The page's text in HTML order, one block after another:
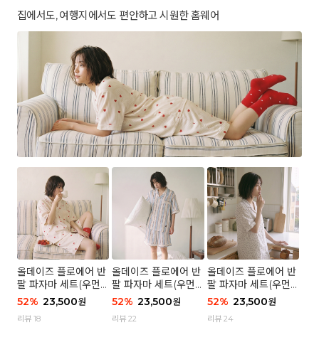
집에서도, 여행지에서도 편안하고 시원한 홈웨어
올데이즈 플로에어 반
팔 파자마 세트(우먼)
- 04 하트 컨페티
52% 23,500원
리뷰 18
올데이즈 플로에어 반
팔 파자마 세트(우먼)
- 03 브리즈 스트라이
52% 23,500원
리뷰 22
올데이즈 플로에어 반
팔 파자마 세트(우먼)
- 01 포슬 가든
52% 23,500원
리뷰 24